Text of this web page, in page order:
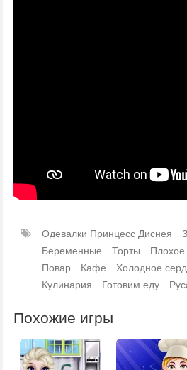
Одевалки Принцесс Диснея
Беременные
Торты
Повар
Кафе Холодное
Кулинария
Готовим еду
Похожие игры